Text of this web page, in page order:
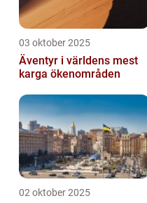
03 oktober 2025
Äventyr i världens mest
karga ökenområden
02 oktober 2025